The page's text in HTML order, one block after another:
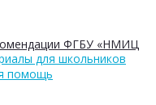
ФГБУ «НМИЦ
для школьников
помощь